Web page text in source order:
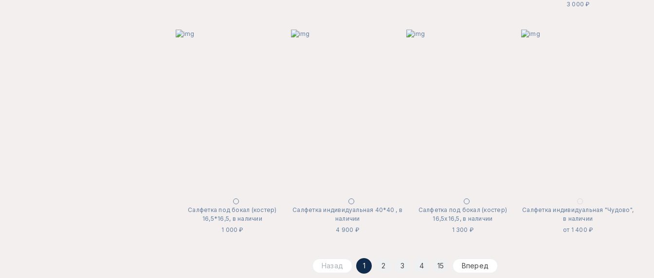
3 000 ₽
Салфетка под бокал (костер)
16,5*16,5, в наличии
1 000 ₽
Салфетка индивидуальная 40*40 , в
наличии
4 900 ₽
Салфетка под бокал (костер)
16,5х16,5, в наличии
1 300 ₽
Салфетка индивидуальная "Чудово",
в наличии
от 1 400 ₽
Назад 1 2 3 4 15 Вперед